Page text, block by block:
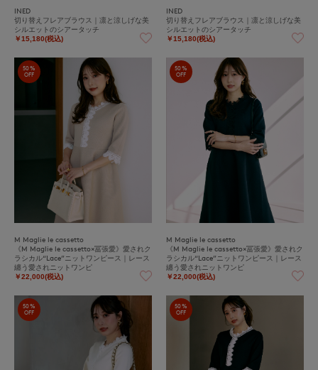
INED
切り替えフレアブラウス｜凛と涼しげな美
シルエットのシアータッチ
￥15,180(税込)
INED
切り替えフレアブラウス｜凛と涼しげな美
シルエットのシアータッチ
￥15,180(税込)
50%
OFF
M Maglie le cassetto
《M Maglie le cassetto×冨張愛》愛されク
ラシカル“Lace”ニットワンピース｜レース
纏う愛されニットワンピ
￥22,000(税込)
50%
OFF
M Maglie le cassetto
《M Maglie le cassetto×冨張愛》愛されク
ラシカル“Lace”ニットワンピース｜レース
纏う愛されニットワンピ
￥22,000(税込)
50%
OFF
50%
OFF